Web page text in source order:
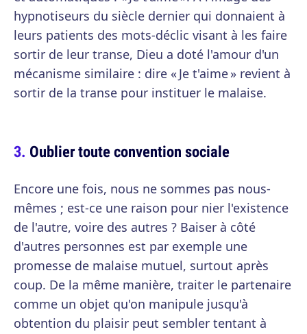
hypnotiseurs du siècle dernier qui donnaient à
leurs patients des mots-déclic visant à les faire
sortir de leur transe, Dieu a doté l'amour d'un
mécanisme similaire : dire « Je t'aime » revient à
sortir de la transe pour instituer le malaise.
Oublier toute convention sociale
Encore une fois, nous ne sommes pas nous-
mêmes ; est-ce une raison pour nier l'existence
de l'autre, voire des autres ? Baiser à côté
d'autres personnes est par exemple une
promesse de malaise mutuel, surtout après
coup. De la même manière, traiter le partenaire
comme un objet qu'on manipule jusqu'à
obtention du plaisir peut sembler tentant à